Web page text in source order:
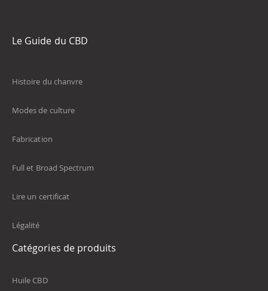
Le Guide du CBD
Histoire du chanvre
Modes de culture
Fabrication
Full et Broad Spectrum
Lire un certificat
Légalité
Catégories de produits
Huile CBD